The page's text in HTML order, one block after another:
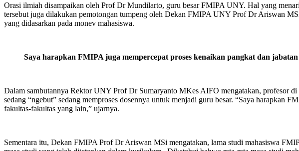
Orasi ilmiah disampaikan oleh Prof Dr Mundilarto, guru besar FMIPA UNY. Hal yang
tersebut juga dilakukan pemotongan tumpeng oleh Dekan FMIPA UNY Prof Dr Ariswan
yang didasarkan pada monev mahasiswa.
Saya harapkan FMIPA juga mempercepat proses kenaikan pangkat dan
Dalam sambutannya Rektor UNY Prof Dr Sumaryanto MKes AIFO mengatakan, profesor
sedang “ngebut” sedang memproses dosennya untuk menjadi guru besar. “Saya harapkan
fakultas-fakultas yang lain,” ujarnya.
Sementara itu, Dekan FMIPA Prof Dr Ariswan MSi mengatakan, lama studi mahasiswa